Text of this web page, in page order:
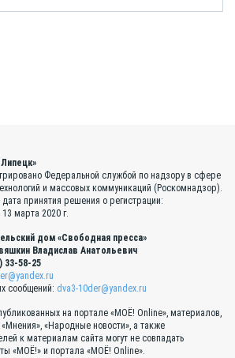
Федеральной службой по надзору в сфере
и массовых коммуникаций (Роскомнадзор).
принятия решения о регистрации:
марта 2020 г.
дом «Свободная пресса»
Владислав Анатольевич
33-58-25
сообщений: dva3-10der@yandex.ru
на портале «МОЁ! Online», материалов,
«Народные новости», а также
к материалам сайта могут не совпадать
«МОЁ!» и портала «МОЁ! Online».